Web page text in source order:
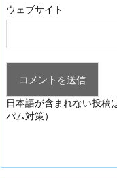
ウェブサイト
日本語が含まれない投稿
パム対策）